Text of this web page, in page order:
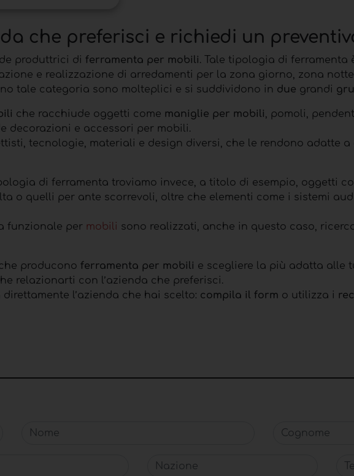
che preferisci e richiedi un
produttrici di ferramenta per mobili. Tale tipologia di
e realizzazione di arredamenti per la zona giorno, zona
tale categoria sono molteplici e si suddividono in due grandi
che racchiude oggetti come maniglie per mobili, pomoli,
decorazioni e accessori per mobili.
tecnologie, materiali e design diversi, che le rendono adatte a
di ferramenta troviamo invece, a titolo di esempio, oggetti
o quelli per ante scorrevoli, oltre che elementi come i sistemi
funzionale per mobili sono realizzati, anche in questo caso,
producono ferramenta per mobili e scegliere la più adatta alle
relazionarti con l’azienda che preferisci.
l’azienda che hai scelto: compila il form o utilizza i
Nome Cognome
Nazione